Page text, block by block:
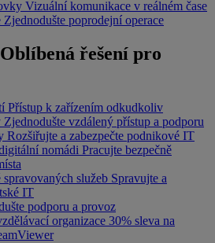
Vizuální komunikace v reálném čase
Zjednodušte poprodejní operace
Oblíbená řešení pro
Přístup k zařízením odkudkoliv
Zjednodušte vzdálený přístup a podporu
Rozšiřujte a zabezpečte podnikové IT
nomádi Pracujte bezpečně
spravovaných služeb Spravujte a
IT
podporu a provoz
organizace 30% sleva na